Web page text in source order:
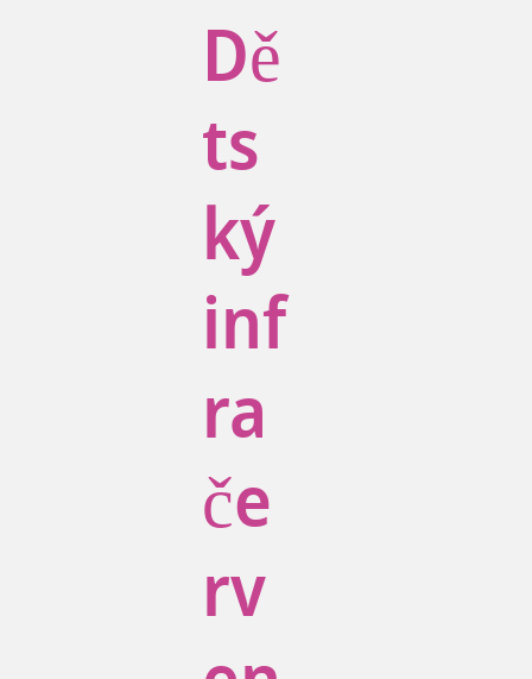
Dě
ts
ký
inf
ra
če
rv